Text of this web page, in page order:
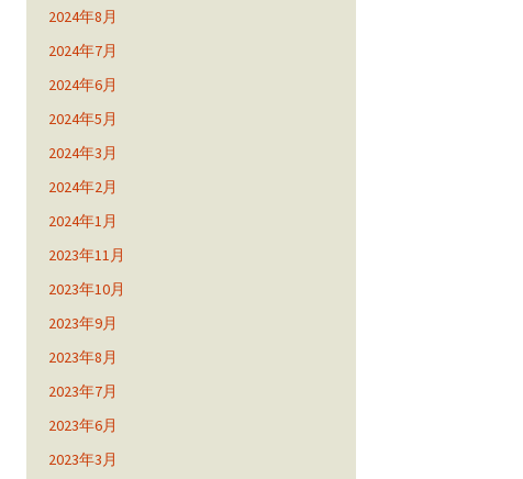
2024年8月
2024年7月
2024年6月
2024年5月
2024年3月
2024年2月
2024年1月
2023年11月
2023年10月
2023年9月
2023年8月
2023年7月
2023年6月
2023年3月